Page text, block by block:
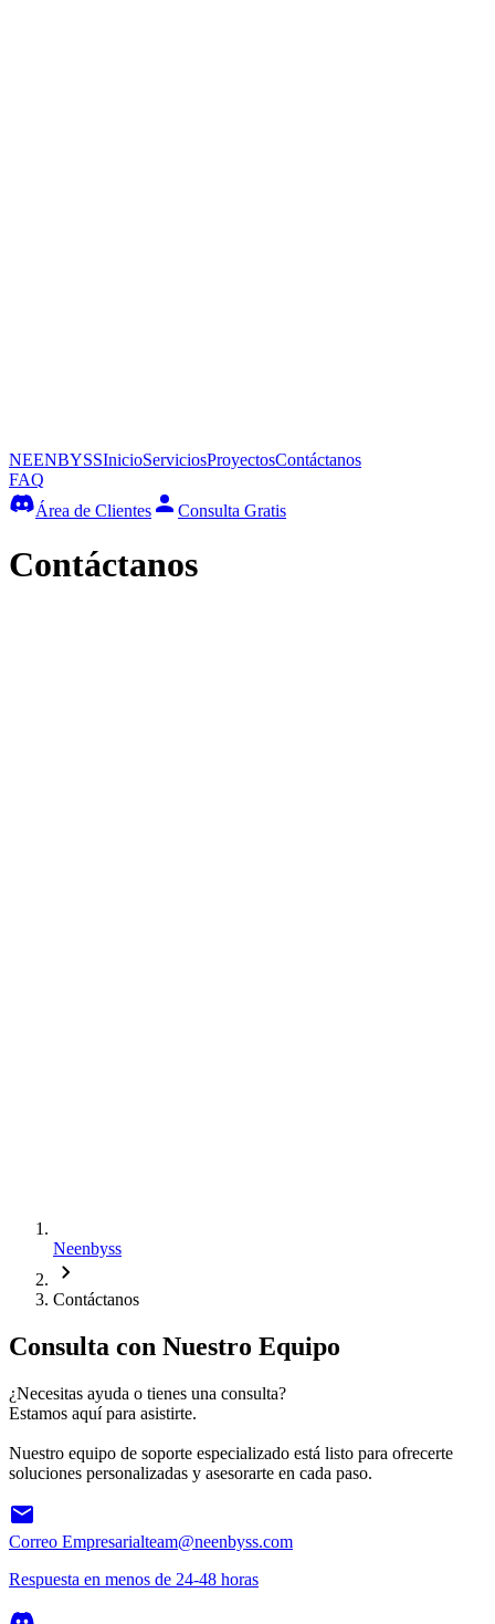
NEENBYSSInicioServiciosProyectosContáctanos
FAQ
Área de Clientes
Consulta Gratis
Contáctanos
Neenbyss
Contáctanos
Consulta con Nuestro Equipo
¿Necesitas ayuda o tienes una consulta?
Estamos aquí para asistirte.
Nuestro equipo de soporte especializado está listo para ofrecerte
soluciones personalizadas y asesorarte en cada paso.
Correo Empresarialteam@neenbyss.com
Respuesta en menos de 24-48 horas